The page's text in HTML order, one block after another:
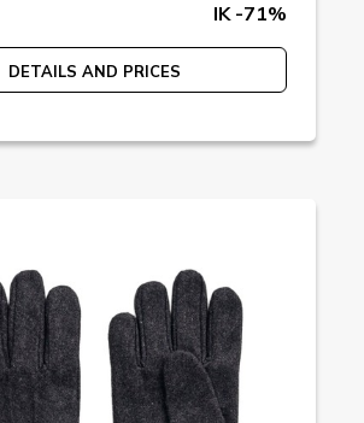
IK -71%
DETAILS AND PRICES